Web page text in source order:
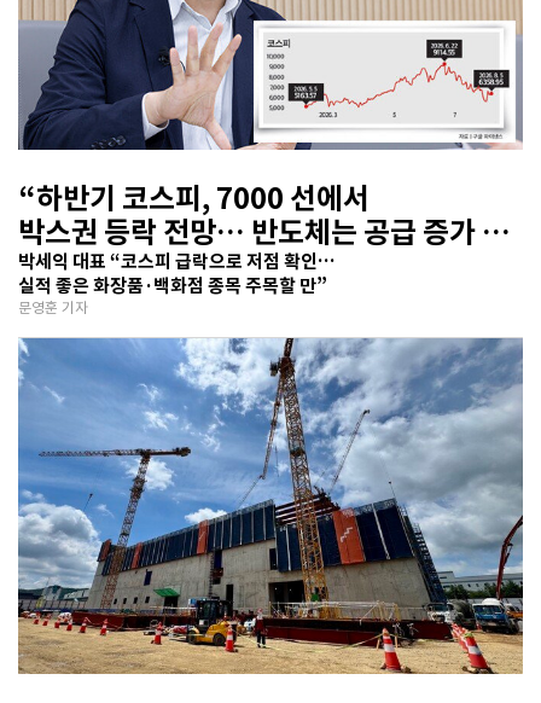
“하반기 코스피, 7000 선에서
박스권 등락 전망… 반도체는 공급 증가 선
반영 주시해야”
박세익 대표 “코스피 급락으로 저점 확인…
실적 좋은 화장품·백화점 종목 주목할 만”
문영훈 기자